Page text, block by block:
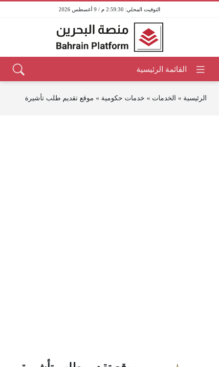
2:59:30 م / 9 أغسطس 2026
الرئيسية » الخدمات » خدمات حكومية » موقع تقديم طلب تأشيرة